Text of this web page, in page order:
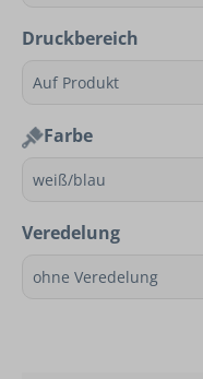
Druckbereich
Farbe
Veredelung